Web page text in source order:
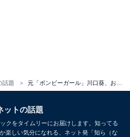
話題 元「ボンビーガール」川口葵、お団子ヘア×ミニスカの美脚コーデを披露！ 「お肌つやんつやん」「可愛いがとまらない」
ットの話題
クをタイムリーにお届けします。知ってる
楽しい気分になれる、ネット発「知ら（な